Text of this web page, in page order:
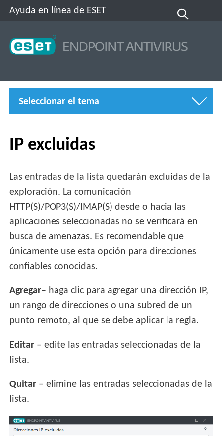
Ayuda en línea de ESET
Seleccionar el tema
IP excluidas
Las entradas de la lista quedarán excluidas de la
exploración. La comunicación
HTTP(S)/POP3(S)/IMAP(S) desde o hacia las
aplicaciones seleccionadas no se verificará en
busca de amenazas. Es recomendable que
únicamente use esta opción para direcciones
confiables conocidas.
Agregar– haga clic para agregar una dirección IP,
un rango de direcciones o una subred de un
punto remoto, al que se debe aplicar la regla.
Editar – edite las entradas seleccionadas de la
lista.
Quitar – elimine las entradas seleccionadas de la
lista.